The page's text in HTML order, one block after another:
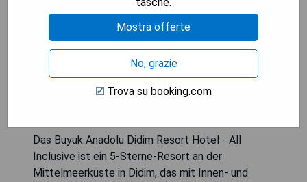
Das Buyuk Anadolu Didim Resort Hotel - All
Inclusive ist ein 5-Sterne-Resort an der
Mittelmeerküste in Didim, das mit Innen- und
Mostra offerte
No, grazie
Trova su booking.com